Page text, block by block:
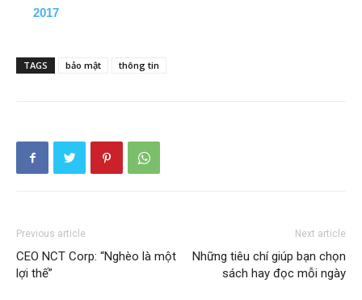
2017
TAGS bảo mật thông tin
Previous article
CEO NCT Corp: “Nghèo là một
lợi thế”
Next article
Những tiêu chí giúp bạn chọn
sách hay đọc mỗi ngày